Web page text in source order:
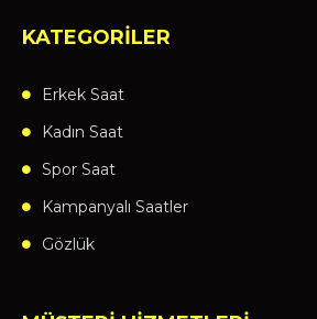
KATEGORİLER
Erkek Saat
Kadın Saat
Spor Saat
Kampanyalı Saatler
Gözlük